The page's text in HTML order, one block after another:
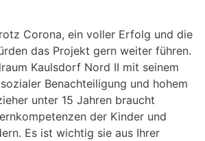
Corona, ein voller Erfolg und die
das Projekt gern weiter führen.
Kaulsdorf Nord II mit seinem
Benachteiligung und hohem
unter 15 Jahren braucht
der Kinder und
Es ist wichtig sie aus Ihrer